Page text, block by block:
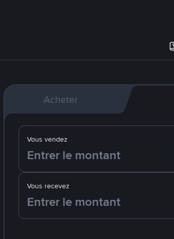
Acheter
Vous recevez
Vous vendez